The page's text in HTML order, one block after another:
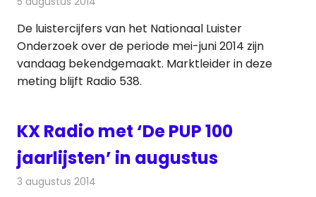
De luistercijfers van het Nationaal Luister
Onderzoek over de periode mei-juni 2014 zijn
vandaag bekendgemaakt. Marktleider in deze
meting blijft Radio 538.
KX Radio met ‘De PUP 100
jaarlijsten’ in augustus
3 augustus 2014